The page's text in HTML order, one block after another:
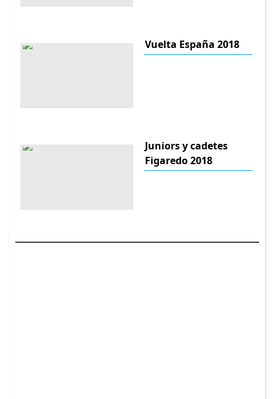
Vuelta España 2018
Juniors y cadetes
Figaredo 2018